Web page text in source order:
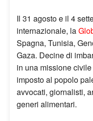
Il 31 agosto e il 4
internazionale, la
Spagna, Tunisia,
Gaza. Decine di
in una missione
imposto al popolo
avvocati, giornalisti,
generi alimentari.